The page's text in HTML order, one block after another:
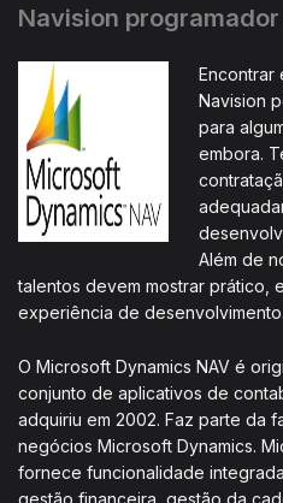
Navision
Encontrar
Navision
para
embora.
Além de
talentos devem mostrar prático,
experiência de desenvolvimento.
O Microsoft Dynamics NAV é
conjunto de aplicativos de
adquiriu em 2002. Faz parte da
negócios Microsoft Dynamics.
fornece funcionalidade
gestão financeira, gestão da